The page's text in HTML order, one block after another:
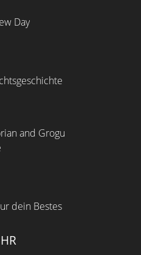
Day
and Grogu
dein Bestes